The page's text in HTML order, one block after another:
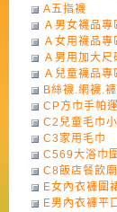
子一律不挑色)
A五指襪
Ａ男女襪品專
Ａ女用襪品專
Ａ男用加大尺
Ａ兒童襪品
律不挑款式花
B絲襪.網襪.
CP方巾手帕
C2兒童毛巾
C3家用毛巾
C569大浴巾
C8飯店餐飲
巾
E女內衣褲圍
E男內衣褲平